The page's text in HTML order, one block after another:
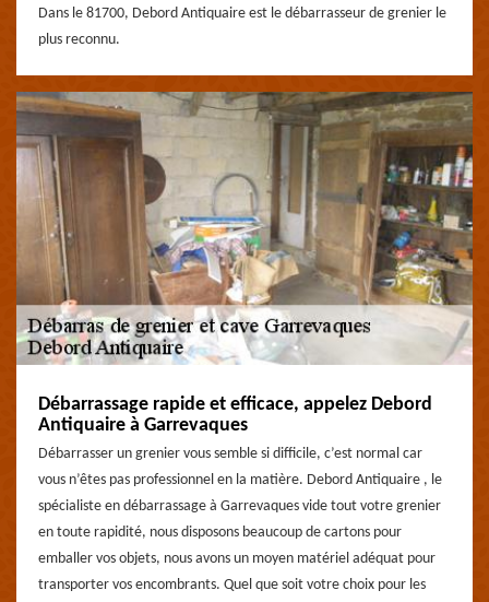
Dans le 81700, Debord Antiquaire est le débarrasseur de grenier le
plus reconnu.
Débarrassage rapide et efficace, appelez Debord
Antiquaire à Garrevaques
Débarrasser un grenier vous semble si difficile, c’est normal car
vous n’êtes pas professionnel en la matière. Debord Antiquaire , le
spécialiste en débarrassage à Garrevaques vide tout votre grenier
en toute rapidité, nous disposons beaucoup de cartons pour
emballer vos objets, nous avons un moyen matériel adéquat pour
transporter vos encombrants. Quel que soit votre choix pour les